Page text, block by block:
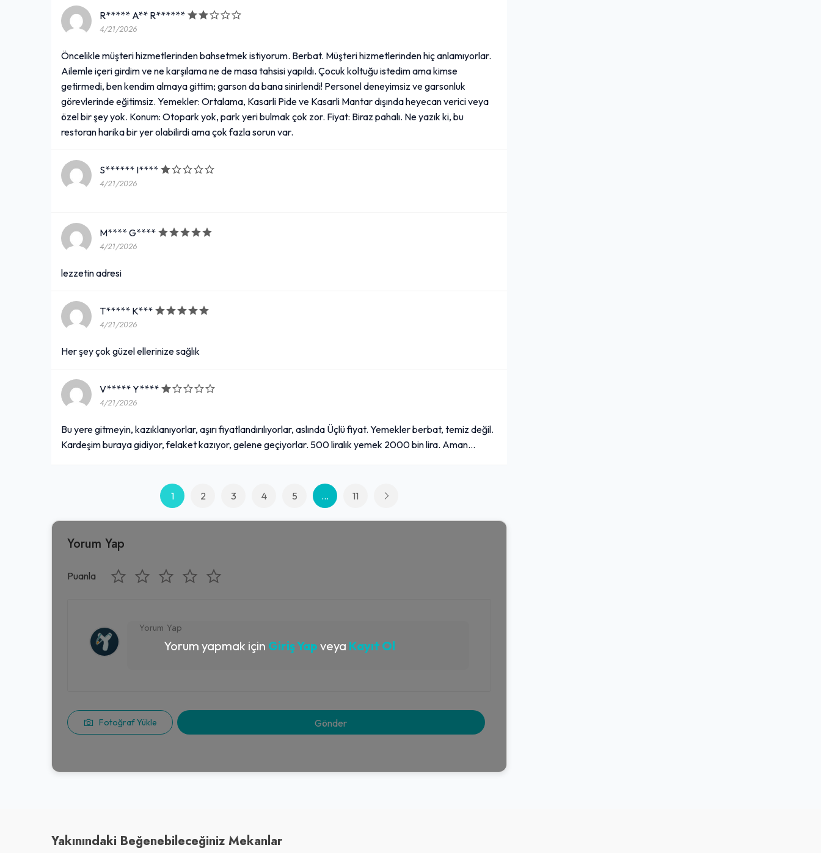
R***** A** R******
4/21/2026
Öncelikle müşteri hizmetlerinden bahsetmek istiyorum. Berbat. Müşteri hizmetlerinden hiç anlamıyorlar.
Ailemle içeri girdim ve ne karşılama ne de masa tahsisi yapıldı. Çocuk koltuğu istedim ama kimse
getirmedi, ben kendim almaya gittim; garson da bana sinirlendi! Personel deneyimsiz ve garsonluk
görevlerinde eğitimsiz. Yemekler: Ortalama, Kasarli Pide ve Kasarli Mantar dışında heyecan verici veya
özel bir şey yok. Konum: Otopark yok, park yeri bulmak çok zor. Fiyat: Biraz pahalı. Ne yazık ki, bu
restoran harika bir yer olabilirdi ama çok fazla sorun var.
S****** I****
4/21/2026
M**** G****
4/21/2026
lezzetin adresi
T***** K***
4/21/2026
Her şey çok güzel ellerinize sağlık
V***** Y****
4/21/2026
Bu yere gitmeyin, kazıklanıyorlar, aşırı fiyatlandırılıyorlar, aslında Üçlü fiyat. Yemekler berbat, temiz değil.
Kardeşim buraya gidiyor, felaket kazıyor, gelene geçiyorlar. 500 liralık yemek 2000 bin lira. Aman...
1 2 3 4 5 ... 11
Yorum Yap
Puanla
Fotoğraf Yükle
Yorum yapmak için Giriş Yap veya Kayıt Ol
Yakınındaki Beğenebileceğiniz Mekanlar